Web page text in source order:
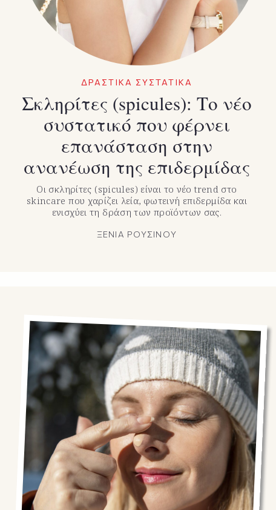
ΔΡΑΣΤΙΚΑ ΣΥΣΤΑΤΙΚΑ
Σκληρίτες (spicules): Το νέο
συστατικό που φέρνει
επανάσταση στην
ανανέωση της επιδερμίδας
Οι σκληρίτες (spicules) είναι το νέο trend στο
skincare που χαρίζει λεία, φωτεινή επιδερμίδα και
ενισχύει τη δράση των προϊόντων σας.
ΞΕΝΙΑ ΡΟΥΣΙΝΟΥ